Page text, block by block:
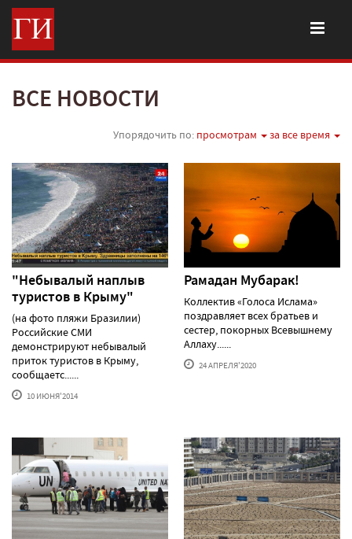
ВСЕ НОВОСТИ
Упорядочить по: просмотрам за все время
"Небывалый наплыв
туристов в Крыму"
(на фото пляжи Бразилии)
Российские СМИ
демонстрируют небывалый
приток туристов в Крыму,
сообщаетс......
10 ИЮНЯ'2014
Рамадан Мубарак!
Коллектив «Голоса Ислама»
поздравляет всех братьев и
сестер, покорных Всевышнему
Аллаху......
24 АПРЕЛЯ'2020